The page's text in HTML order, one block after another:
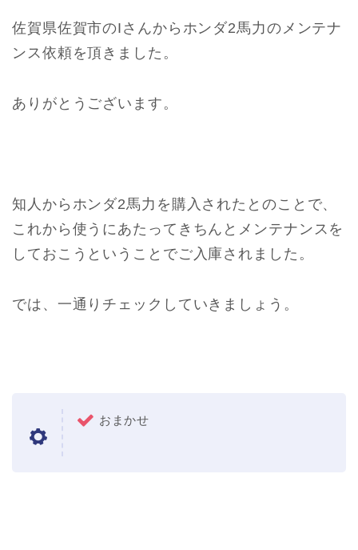
佐賀県佐賀市のIさんからホンダ2馬力のメンテナ
ンス依頼を頂きました。
ありがとうございます。
知人からホンダ2馬力を購入されたとのことで、
これから使うにあたってきちんとメンテナンスを
しておこうということでご入庫されました。
では、一通りチェックしていきましょう。
おまかせ